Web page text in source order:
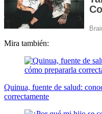
Mira también:
Quinua, fuente de salud:
correctamente